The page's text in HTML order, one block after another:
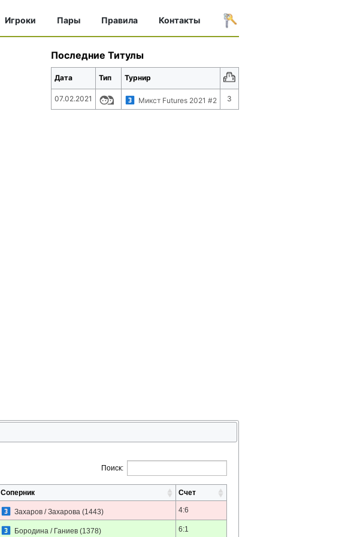
Игроки Пары Правила Контакты
Последние Титулы
Дата Тип Турнир
07.02.2021 Микст Futures 2021 #2 3
Поиск:
Соперник Счет
Захаров / Захарова(1443) 4:6
Бородина / Ганиев(1378) 6:1